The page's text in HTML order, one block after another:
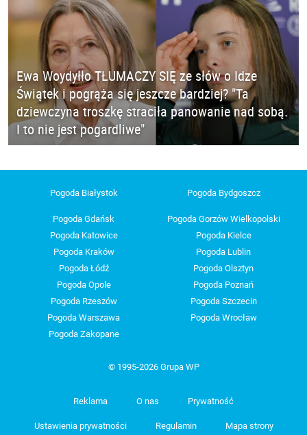
Ewa Woydyłło TŁUMACZY SIĘ ze słów o Idze
Świątek i pogrąża się jeszcze bardziej? "Ta
dziewczyna troszkę straciła panowanie nad sobą.
I to nie jest pogardliwe"
Pogoda Białystok Pogoda Bydgoszcz
Pogoda Gdańsk
Pogoda Gorzów Wielkopolski
Pogoda Katowice
Pogoda Kielce
Pogoda Kraków
Pogoda Lublin
Pogoda Łódź
Pogoda Olsztyn
Pogoda Opole
Pogoda Poznań
Pogoda Rzeszów
Pogoda Szczecin
Pogoda Warszawa
Pogoda Wrocław
Pogoda Zakopane
© 1995-2026 Grupa WP
Reklama O nas Prywatność
Ustawienia prywatności Regulamin Mapa strony